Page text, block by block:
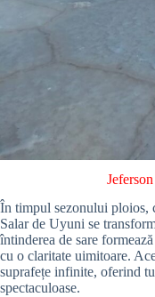
În timpul sezonului ploios,
Salar de Uyuni se
întinderea de sare
cu o claritate uimitoare.
suprafețe infinite, oferind
spectaculoase.